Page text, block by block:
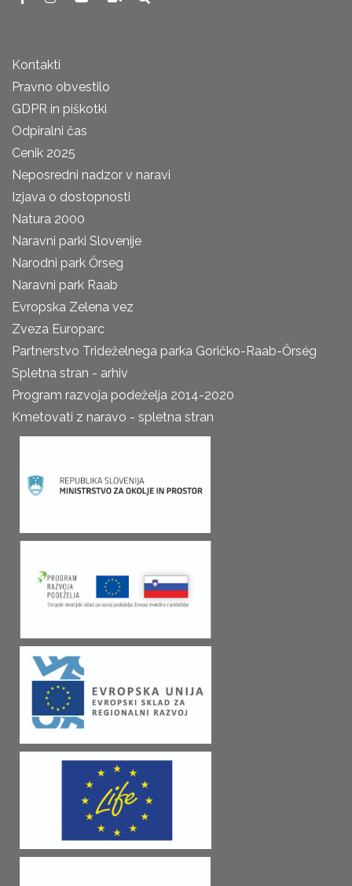
Kontakti
Pravno obvestilo
GDPR in piškotki
Odpiralni čas
Cenik 2025
Neposredni nadzor v naravi
Izjava o dostopnosti
Natura 2000
Naravni parki Slovenije
Narodni park Őrseg
Naravni park Raab
Evropska Zelena vez
Zveza Europarc
Partnerstvo Trideželnega parka Goričko-Raab-Őrség
Spletna stran - arhiv
Program razvoja podeželja 2014-2020
Kmetovati z naravo - spletna stran